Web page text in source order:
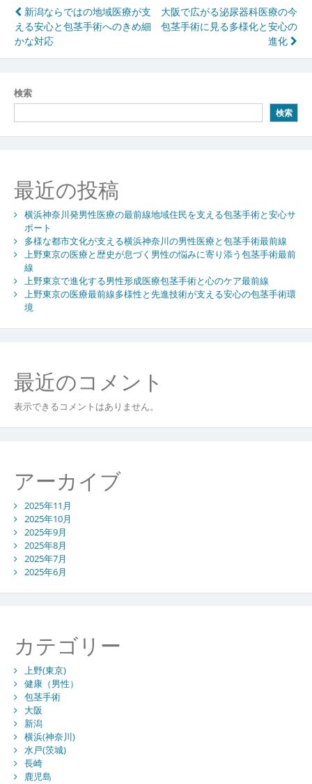
投
稿
ナ
ビ
ゲ
ー
ョ
ン
新潟ならではの地域医療が支
える安心と包茎手術へのきめ細
かな対応
大阪で広がる泌尿器科医療の今
包茎手術に見る多様化と安心の
進化
検索
検索
最近の投稿
横浜神奈川発男性医療の最前線地域住民を支える包茎手術と安心サ
ポート
多様な都市文化が支える横浜神奈川の男性医療と包茎手術最前線
上野東京の医療と歴史が息づく男性の悩みに寄り添う包茎手術最前
線
上野東京で進化する男性形成医療包茎手術と心のケア最前線
上野東京の医療最前線多様性と先進技術が支える安心の包茎手術環
境
最近のコメント
表示できるコメントはありません。
アーカイブ
2025年11月
2025年10月
2025年9月
2025年8月
2025年7月
2025年6月
カテゴリー
上野(東京)
健康（男性）
包茎手術
大阪
新潟
横浜(神奈川)
水戸(茨城)
長崎
鹿児島